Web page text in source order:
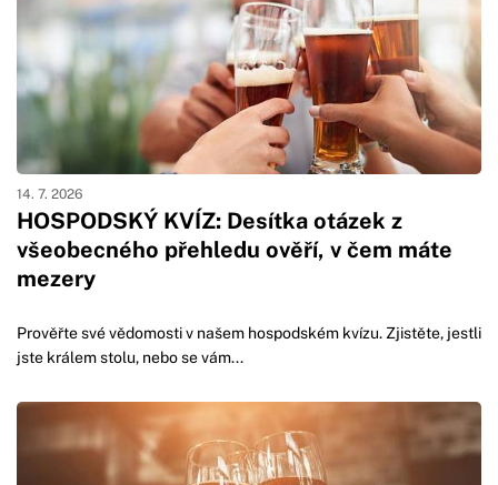
HOSPODSKÝ KVÍZ: Desítka otázek z
všeobecného přehledu ověří, v čem máte
mezery
14. 7. 2026
Prověřte své vědomosti v našem hospodském kvízu. Zjistěte, jestli
jste králem stolu, nebo se vám...